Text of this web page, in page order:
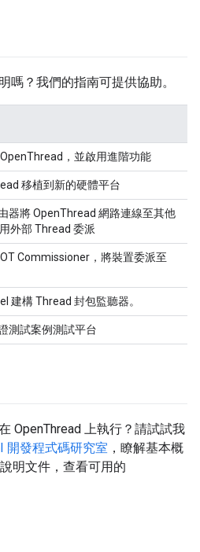
嗎？我們的指南可提供協助。
，並啟用進階功能
移植到新的硬體平台
器將 OpenThread 網路連線至其他
外部 Thread 委派
Commissioner，將裝置委派至
建構 Thread 封包監聽器。
測試案例測試平台
OpenThread 上執行？請試試我
開發程式碼研究室 ，瞭解基本概
說明文件，查看可用的